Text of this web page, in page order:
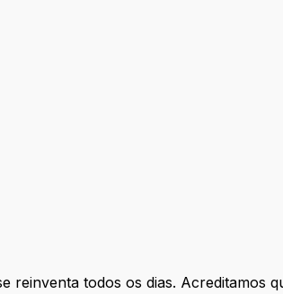
reinventa todos os dias. Acreditamos